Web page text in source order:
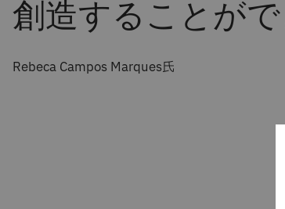
Rebeca Campos Marques氏
創造することが